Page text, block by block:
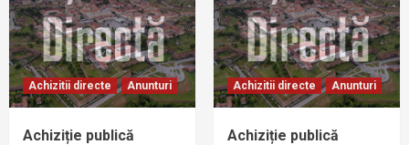
Achizitii directe Anunturi
Achiziție publică
Achizitii directe Anunturi
Achiziție publică